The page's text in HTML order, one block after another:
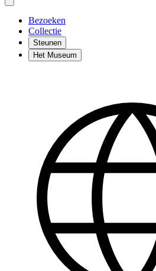
Bezoeken
Collectie
Steunen
Het Museum